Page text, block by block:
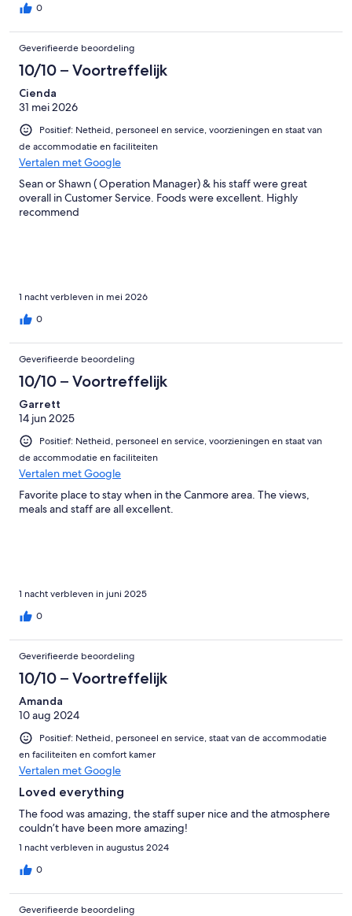
0
Geverifieerde beoordeling
10/10 – Voortreffelijk
Cienda
31 mei 2026
Positief: Netheid, personeel en service, voorzieningen en staat van
de accommodatie en faciliteiten
Vertalen met Google
Sean or Shawn ( Operation Manager) & his staff were great
overall in Customer Service. Foods were excellent. Highly
recommend
1 nacht verbleven in mei 2026
0
Geverifieerde beoordeling
10/10 – Voortreffelijk
Garrett
14 jun 2025
Positief: Netheid, personeel en service, voorzieningen en staat van
de accommodatie en faciliteiten
Vertalen met Google
Favorite place to stay when in the Canmore area. The views,
meals and staff are all excellent.
1 nacht verbleven in juni 2025
0
Geverifieerde beoordeling
10/10 – Voortreffelijk
Amanda
10 aug 2024
Positief: Netheid, personeel en service, staat van de accommodatie
en faciliteiten en comfort kamer
Vertalen met Google
Loved everything
The food was amazing, the staff super nice and the atmosphere
couldn’t have been more amazing!
1 nacht verbleven in augustus 2024
0
Geverifieerde beoordeling